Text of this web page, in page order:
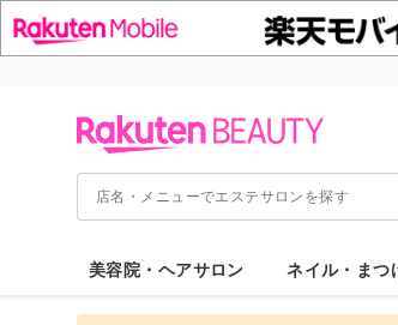
美容院・ヘアサロン ネイル・まつ